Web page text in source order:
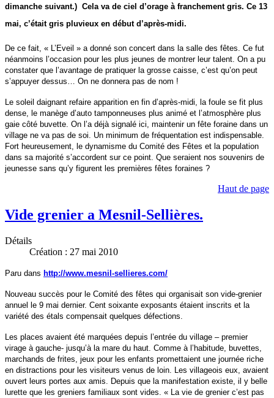
dimanche suivant.) Cela va de ciel d’orage à franchement gris. Ce 13
mai, c’était gris pluvieux en début d’après-midi.
De ce fait, « L’Eveil » a donné son concert dans la salle des fêtes. Ce fut
néanmoins l’occasion pour les plus jeunes de montrer leur talent. On a pu
constater que l’avantage de pratiquer la grosse caisse, c’est qu’on peut
s’appuyer dessus… On ne donnera pas de nom !
Le soleil daignant refaire apparition en fin d’après-midi, la foule se fit plus
dense, le manège d’auto tamponneuses plus animé et l’atmosphère plus
gaie côté buvette. On l’a déjà signalé ici, maintenir un fête foraine dans un
village ne va pas de soi. Un minimum de fréquentation est indispensable.
Fort heureusement, le dynamisme du Comité des Fêtes et la population
dans sa majorité s’accordent sur ce point. Que seraient nos souvenirs de
jeunesse sans qu’y figurent les premières fêtes foraines ?
Haut de page
Vide grenier a Mesnil-Sellières.
Détails
Création : 27 mai 2010
Paru dans http://www.mesnil-sellieres.com/
Nouveau succès pour le Comité des fêtes qui organisait son vide-grenier
annuel le 9 mai dernier. Cent soixante exposants étaient inscrits et la
variété des étals compensait quelques défections.
Les places avaient été marquées depuis l’entrée du village – premier
virage à gauche- jusqu’à la mare du haut. Comme à l’habitude, buvettes,
marchands de frites, jeux pour les enfants promettaient une journée riche
en distractions pour les visiteurs venus de loin. Les villageois eux, avaient
ouvert leurs portes aux amis. Depuis que la manifestation existe, il y belle
lurette que les greniers familiaux sont vides. « La vie de grenier c’est pas